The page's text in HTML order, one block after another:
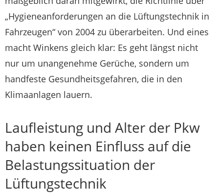
„Hygieneanforderungen an die Lüftungstechnik in
Fahrzeugen“ von 2004 zu überarbeiten. Und eines
macht Winkens gleich klar: Es geht längst nicht
nur um unangenehme Gerüche, sondern um
handfeste Gesundheitsgefahren, die in den
Klimaanlagen lauern.
Laufleistung und Alter der Pkw
haben keinen Einfluss auf die
Belastungssituation der
Lüftungstechnik